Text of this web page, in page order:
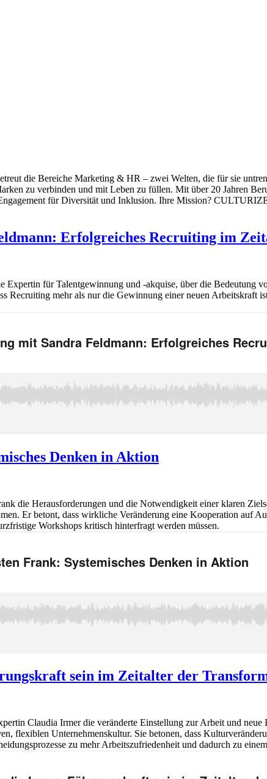
die Bereiche Marketing & HR – zwei Welten, die für sie
zu verbinden und mit Leben zu füllen. Mit über 20 Jahren
für Diversität und Inklusion. Ihre Mission?
Erfolgreiches Recruiting im
für Talentgewinnung und -akquise, über die Bedeutung
Recruiting mehr als nur die Gewinnung einer neuen Arbeitskraft
Denken in Aktion
die Herausforderungen und die Notwendigkeit einer klaren
Er betont, dass wirkliche Veränderung eine Kooperation auf
Workshops kritisch hinterfragt werden müssen.
sein im Zeitalter der
Claudia Irmer die veränderte Einstellung zur Arbeit und
flexiblen Unternehmenskultur. Sie betonen, dass
zu mehr Arbeitszufriedenheit und dadurch zu